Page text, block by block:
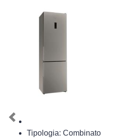
Tipologia: Combinato
Previous